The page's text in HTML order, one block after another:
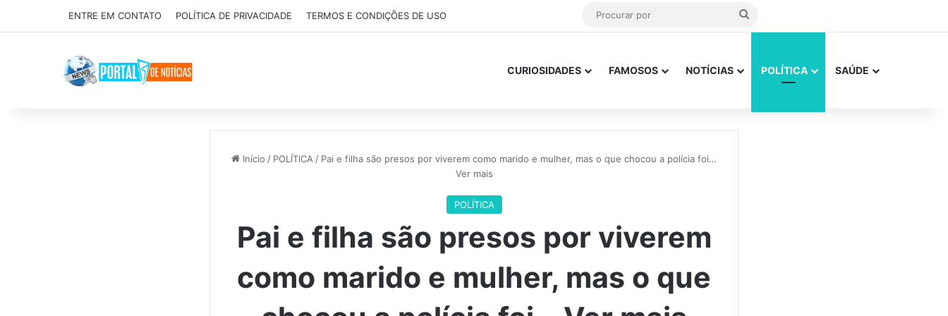
ENTRE EM CONTATO POLÍTICA DE PRIVACIDADE TERMOS E CONDIÇÕES DE USO
CURIOSIDADES FAMOSOS NOTÍCIAS POLÍTICA SAÚDE
Início / POLÍTICA / Pai e filha são presos por viverem como marido e mulher, mas o que chocou a polícia foi…
Ver mais
POLÍTICA
Pai e filha são presos por viverem
como marido e mulher, mas o que